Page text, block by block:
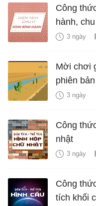
Công
hành,
3 ngày
Mời chơi
phiên
3 ngày
Công
nhật
3 ngày
Công
tích khối